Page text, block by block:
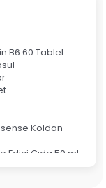
B6 60 Tablet
Koldan
Edici Gıda 50 ml